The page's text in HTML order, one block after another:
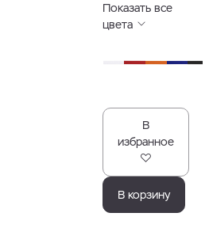
Показать все
цвета
В
избранное
В корзину